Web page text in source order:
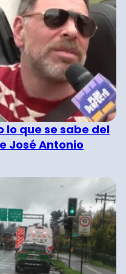
lo que se sabe del
José Antonio